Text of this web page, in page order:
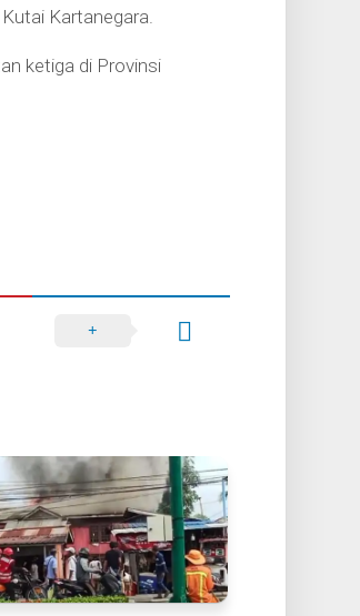
Kartanegara.
ketiga di Provinsi